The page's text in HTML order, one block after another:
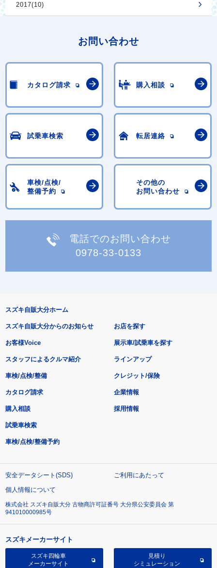
2017(10)
お問い合わせ
カタログ請求 購入相談
試乗車検索 転居連絡
車検/点検/
整備予約
その他の
お問い合わせ
電話でのお問い合わせ
0978-33-0133
スズキ自販大分ホーム
スズキ自販大分からのお知らせ
お客様Voice
スタッフによるクルマ紹介
お店を探す
展示車/試乗車を探す
ラインアップ
車検/点検/整備 クレジット/保険
カタログ請求
購入相談
試乗車検索
車検/点検/整備予約
企業情報
採用情報
安全データシート(SDS)
ご利用にあたって
個人情報について
株式会社 スズキ自販大分 古物商許可証番号 大分県公安委員会 第
941010000985号
スズキメーカーサイト
スズキ四輪車
メーカーサイト
見積り
シミュレーション